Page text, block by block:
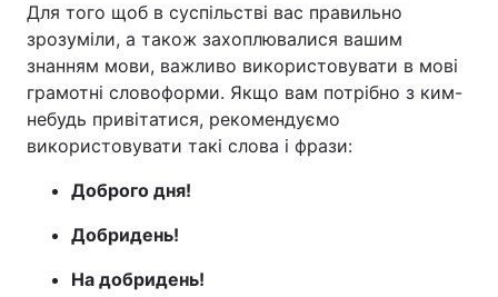
Цікавинки Погода
Екологія Регіони
Лонгріди
Відео з Youtube
Для того щоб в суспільстві вас правильно
зрозуміли, а також захоплювалися вашим
знанням мови, важливо використовувати в мові
грамотні словоформи. Якщо вам потрібно з ким-
небудь привітатися, рекомендуємо
використовувати такі слова і фрази:
Доброго дня!
Добридень!
На добридень!